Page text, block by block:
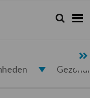
Zoeken...
Zoek